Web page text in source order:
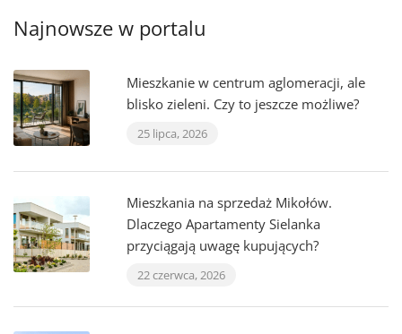
Najnowsze w portalu
Mieszkanie w centrum aglomeracji, ale
blisko zieleni. Czy to jeszcze możliwe?
25 lipca, 2026
Mieszkania na sprzedaż Mikołów.
Dlaczego Apartamenty Sielanka
przyciągają uwagę kupujących?
22 czerwca, 2026